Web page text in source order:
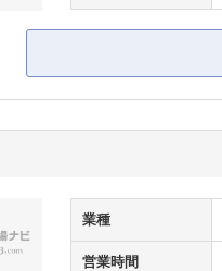
業種
営業時間